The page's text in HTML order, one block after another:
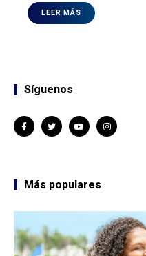
LEER MÁS
Síguenos
Más populares